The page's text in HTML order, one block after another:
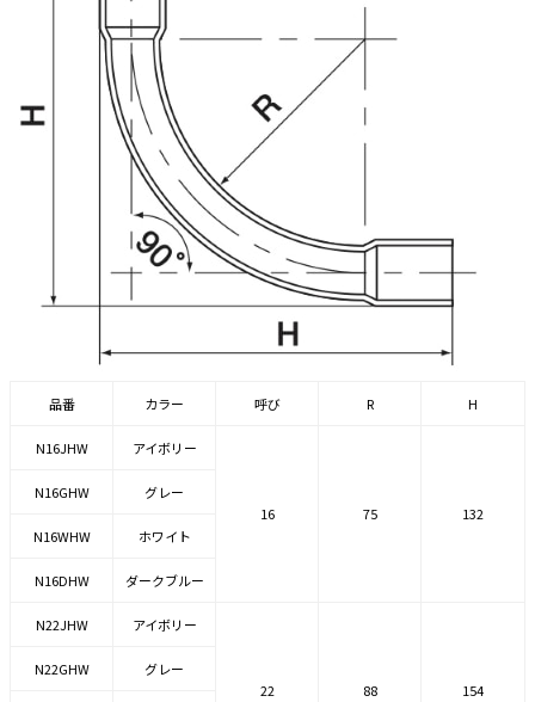
品番 カラー 呼び R H
N16JHW アイボリー
16 75 132
N16GHW グレー
N16WHW ホワイト
N16DHW ダークブルー
N22JHW アイボリー
22 88 154
N22GHW グレー